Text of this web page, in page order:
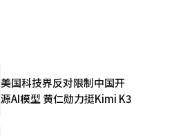
美国科技界反对限制中国开
源AI模型 黄仁勋力挺Kimi K3